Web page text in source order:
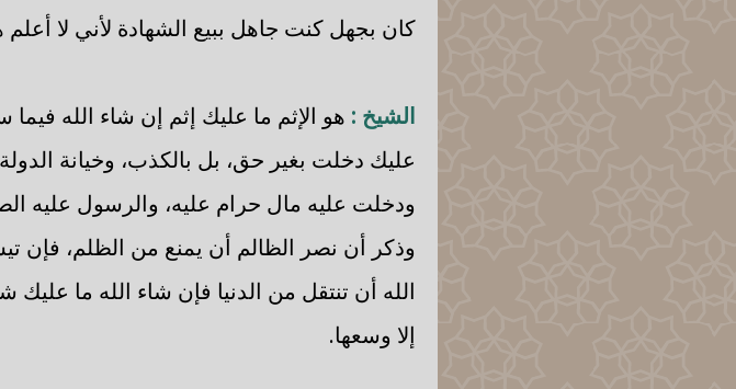
كان بجهل كنت جاهل ببيع الشهادة لأني لا
الشيخ : هو الإثم ما عليك إثم إن شاء الله
عليك دخلت بغير حق، بل بالكذب، وخيانة
ودخلت عليه مال حرام عليه، والرسول عليه
وذكر أن نصر الظالم أن يمنع من الظلم، فإن
الله أن تنتقل من الدنيا فإن شاء الله ما
إلا وسعها.